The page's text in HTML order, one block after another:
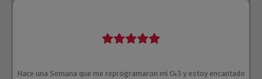
Hace una Semana que me reprogramaron mi C43 y estoy encantado